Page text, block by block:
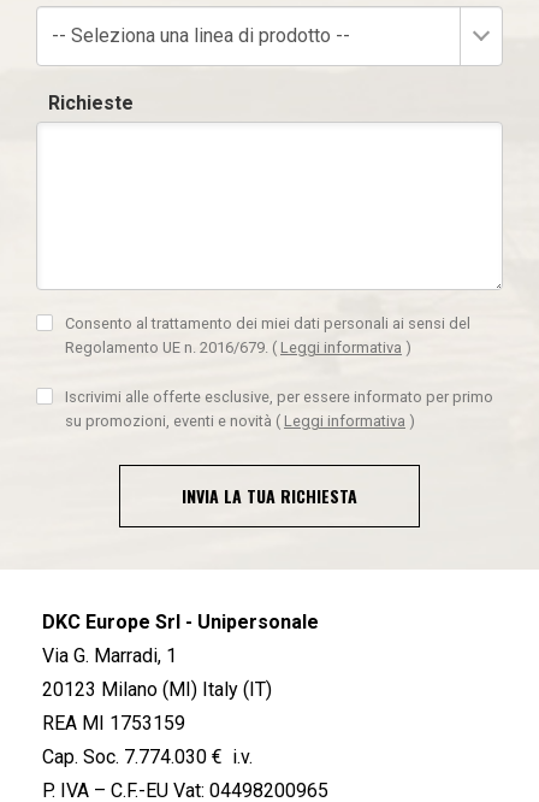
-- Seleziona una linea di prodotto --
Richieste
Consento al trattamento dei miei dati personali ai sensi del
Regolamento UE n. 2016/679. ( Leggi informativa )
Iscrivimi alle offerte esclusive, per essere informato per primo
su promozioni, eventi e novità ( Leggi informativa )
INVIA LA TUA RICHIESTA
DKC Europe Srl - Unipersonale
Via G. Marradi, 1
20123 Milano (MI) Italy (IT)
REA MI 1753159
Cap. Soc. 7.774.030 € i.v.
P. IVA – C.F.-EU Vat: 04498200965